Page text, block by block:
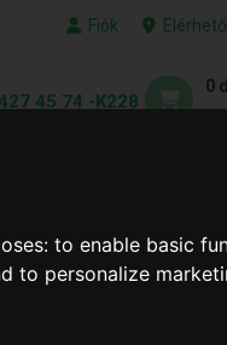
to enable basic
to personalize
Fiók
45 74 -K228
0